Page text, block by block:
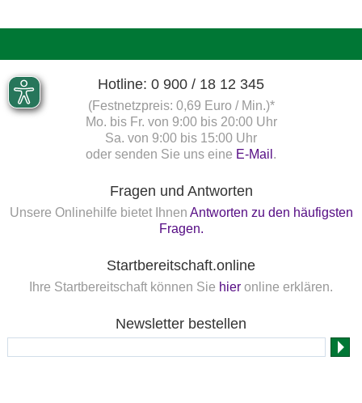
Hotline: 0 900 / 18 12 345
(Festnetzpreis: 0,69 Euro / Min.)*
Mo. bis Fr. von 9:00 bis 20:00 Uhr
Sa. von 9:00 bis 15:00 Uhr
oder senden Sie uns eine E-Mail .
Fragen und Antworten
Unsere Onlinehilfe bietet Ihnen Antworten zu den häufigsten
Fragen.
Startbereitschaft.online
Ihre Startbereitschaft können Sie hier online erklären.
Newsletter bestellen